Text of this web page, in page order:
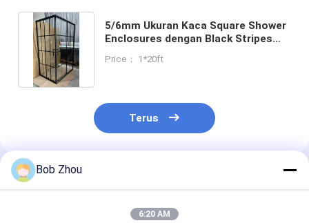
5/6mm Ukuran Kaca Square Shower
Enclosures dengan Black Stripes
Price： 1*20ft
Terus
Rekomendasi Produk
Bob Zhou
6:20 AM